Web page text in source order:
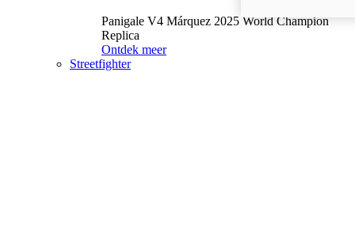
Panigale V4 Márquez 2025 World Champion
Replica
Ontdek meer
Streetfighter